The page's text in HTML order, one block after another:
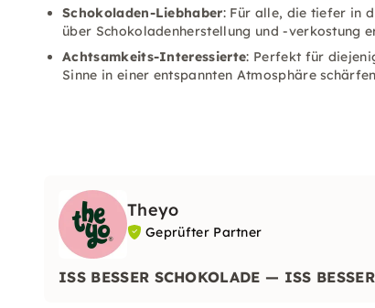
Schokoladen-Liebhaber: Für alle, die tiefer in
über Schokoladenherstellung und -verkostung
Achtsamkeits-Interessierte: Perfekt für
Sinne in einer entspannten Atmosphäre
Theyo
Geprüfter Partner
ISS BESSER SCHOKOLADE — ISS